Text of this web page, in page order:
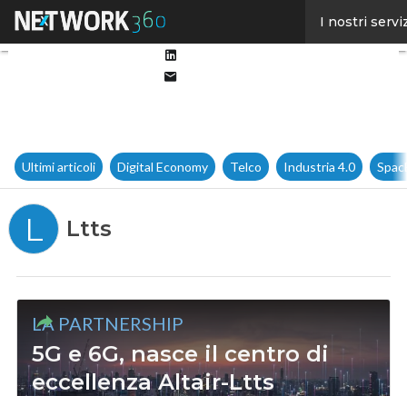
I nostri
Ultimi articoli Digital Economy Telco Industria 4.0
L Ltts
LA PARTNERSHIP
5G e 6G, nasce il centro di
eccellenza Altair-Ltts